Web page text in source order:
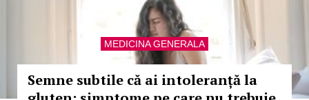
MEDICINA GENERALA
Semne subtile că ai intoleranță la